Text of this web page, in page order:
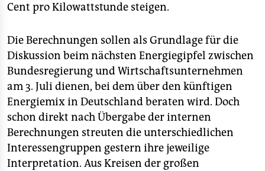
Cent pro Kilowattstunde steigen.
Die Berechnungen sollen als Grundlage für die
Diskussion beim nächsten Energiegipfel zwischen
Bundesregierung und Wirtschaftsunternehmen
am 3. Juli dienen, bei dem über den künftigen
Energiemix in Deutschland beraten wird. Doch
schon direkt nach Übergabe der internen
Berechnungen streuten die unterschiedlichen
Interessengruppen gestern ihre jeweilige
Interpretation. Aus Kreisen der großen